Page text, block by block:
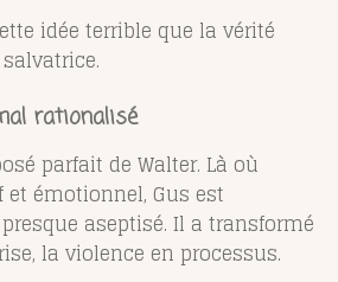
idée terrible que la vérité
rationalisé
parfait de Walter. Là où
émotionnel, Gus est
aseptisé. Il a transformé
la violence en processus.